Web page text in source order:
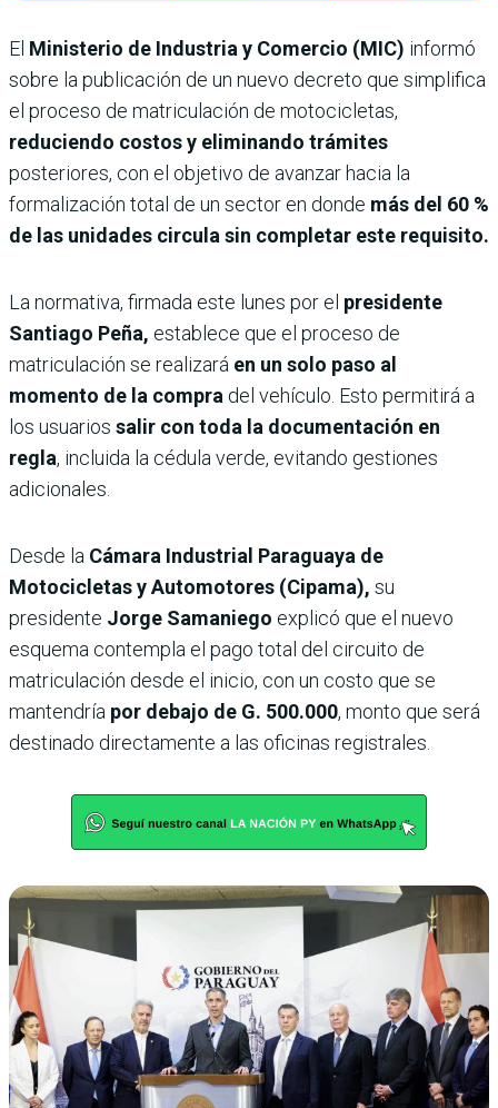
El Ministerio de Industria y Comercio (MIC) informó
sobre la publicación de un nuevo decreto que simplifica
el proceso de matriculación de motocicletas,
reduciendo costos y eliminando trámites
posteriores, con el objetivo de avanzar hacia la
formalización total de un sector en donde más del 60 %
de las unidades circula sin completar este requisito.
La normativa, firmada este lunes por el presidente
Santiago Peña, establece que el proceso de
matriculación se realizará en un solo paso al
momento de la compra del vehículo. Esto permitirá a
los usuarios salir con toda la documentación en
regla, incluida la cédula verde, evitando gestiones
adicionales.
Desde la Cámara Industrial Paraguaya de
Motocicletas y Automotores (Cipama), su
presidente Jorge Samaniego explicó que el nuevo
esquema contempla el pago total del circuito de
matriculación desde el inicio, con un costo que se
mantendría por debajo de G. 500.000, monto que será
destinado directamente a las oficinas registrales.